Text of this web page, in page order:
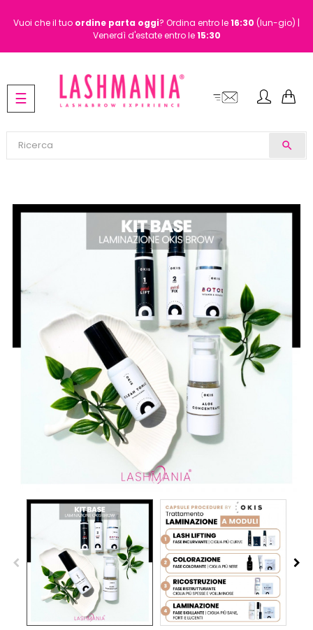
Vuoi che il tuo ordine parta oggi? Ordina entro le16:30 (lun-gio) |
Venerdì d'estate entro le15:30
search
navigazione
Toggle
☰